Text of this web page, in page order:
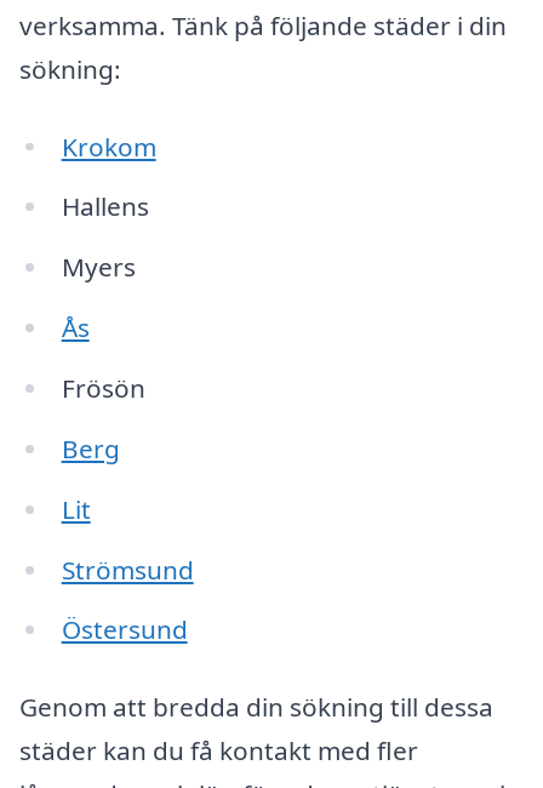
verksamma. Tänk på följande städer i din
sökning:
Krokom
Hallens
Myers
Ås
Frösön
Berg
Lit
Strömsund
Östersund
Genom att bredda din sökning till dessa
städer kan du få kontakt med fler